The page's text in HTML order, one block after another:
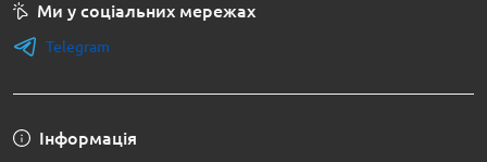
Інформація
Ми у соціальних мережах
Telegram